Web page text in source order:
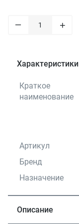
– +
Характеристики
Краткое
наименование
Артикул
Бренд
Назначение
Описание